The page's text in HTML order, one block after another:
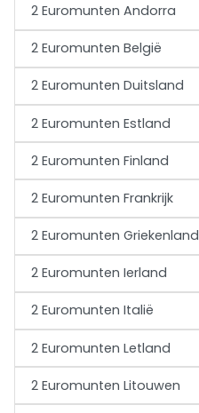
2 Euromunten Andorra
2 Euromunten België
2 Euromunten Duitsland
2 Euromunten Estland
2 Euromunten Finland
2 Euromunten Frankrijk
2 Euromunten Griekenland
2 Euromunten Ierland
2 Euromunten Italië
2 Euromunten Letland
2 Euromunten Litouwen